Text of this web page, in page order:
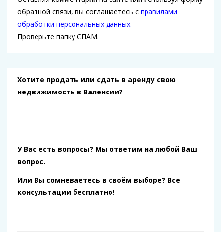
обратной связи, вы соглашаетесь с правилами
обработки персональных данных.
Проверьте папку СПАМ.
Хотите продать или сдать в аренду свою
недвижимость в Валенсии?
У Вас есть вопросы? Мы ответим на любой Ваш
вопрос.
Или Вы сомневаетесь в своём выборе? Все
консультации бесплатно!